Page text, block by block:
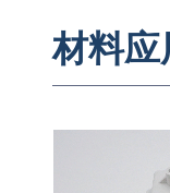
材料应